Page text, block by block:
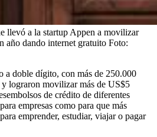
llevó a la startup Appen a movilizar
año dando internet gratuito Foto:
a doble dígito, con más de 250.000
y lograron movilizar más de US$5
de crédito de diferentes
empresas como para que más
emprender, estudiar, viajar o pagar